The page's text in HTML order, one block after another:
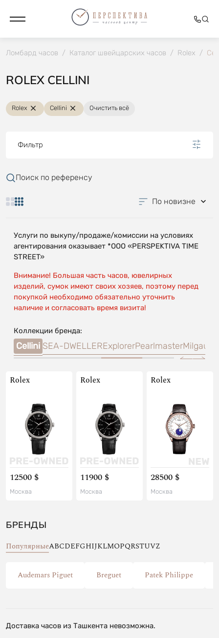
Ломбард часов / Каталог швейцарских часов / Rolex /
ROLEX CELLINI
Rolex Cellini Очистить всё
Фильтр
Поиск по референсу
По новизне
Услуги по выкупу/продаже/комиссии на условиях
агентирования оказывает *OOO «PERSPEKTIVA TIME
STREET»
Внимание! Большая часть часов, ювелирных
изделий, сумок имеют своих хозяев, поэтому перед
покупкой необходимо обязательно уточнить
наличие и согласовать время визита!
Коллекции бренда:
Cellini SEA-DWELLERExplorerPearlmasterMilgauss
Rolex
12500 $
Москва
Rolex
11900 $
Москва
Rolex
28500 $
Москва
БРЕНДЫ
ПопулярныеABCDEFGHIJKLMOPQRSTUVZ
Audemars Piguet Breguet Patek Philippe
Доставка часов из Ташкента невозможна.